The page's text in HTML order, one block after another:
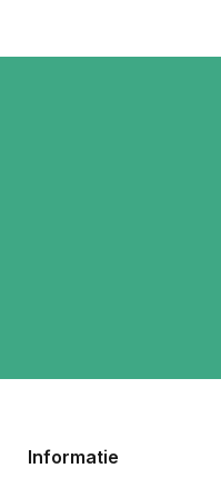
Informatie